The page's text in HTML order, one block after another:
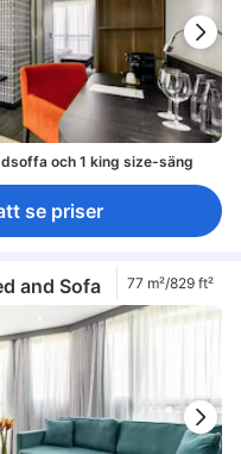
och 1 king size-säng
se priser
and Sofa 77 m²/829 ft²